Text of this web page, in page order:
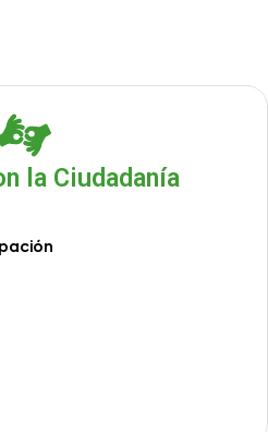
la Ciudadanía